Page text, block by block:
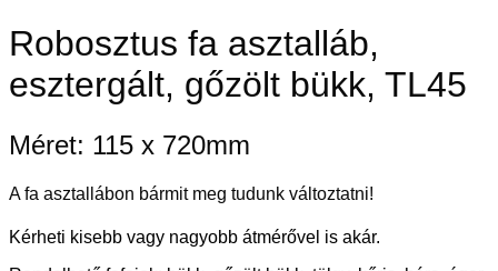
Robosztus fa asztalláb,
esztergált, gőzölt bükk, TL45
Méret: 115 x 720mm
A fa asztallábon bármit meg tudunk változtatni!
Kérheti kisebb vagy nagyobb átmérővel is akár.